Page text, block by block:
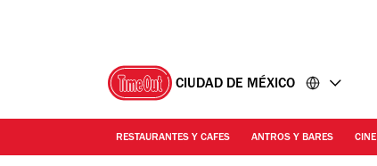
CIUDAD DE MÉXICO
RESTAURANTES Y CAFES ANTROS Y BARES CINE